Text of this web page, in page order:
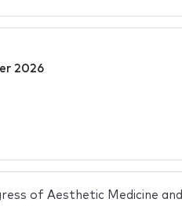
2026
of Aesthetic Medicine and